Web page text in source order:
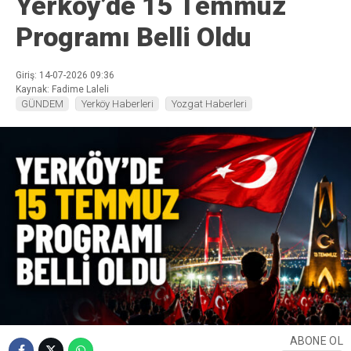
Programı Belli Oldu
Giriş: 14-07-2026 09:36
Kaynak: Fadime Laleli
GÜNDEM Yerköy Haberleri Yozgat Haberleri
ABONE OL